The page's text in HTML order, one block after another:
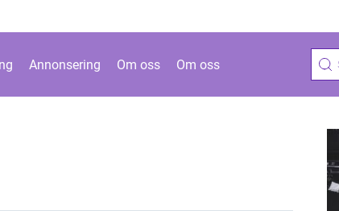
Annonsering Om oss Om oss